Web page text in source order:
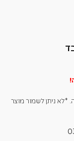
*לא ניתן לשמור מוצר